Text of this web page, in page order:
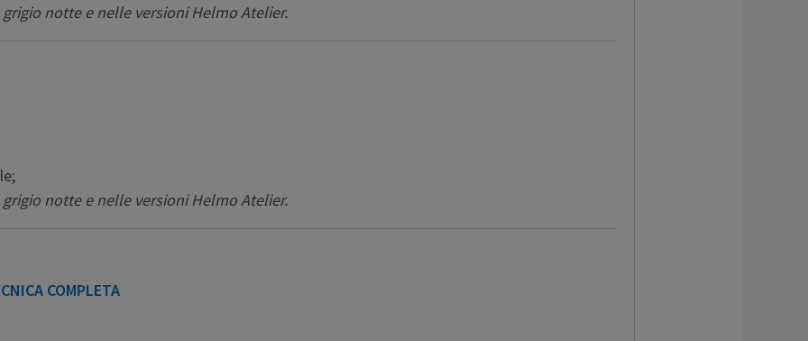
notte e nelle versioni Helmo Atelier.
notte e nelle versioni Helmo Atelier.
COMPLETA